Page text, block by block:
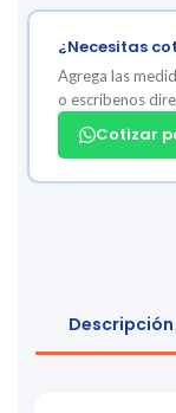
¿Necesitas
Agrega las
o escríbenos
Cotizar
Descripción